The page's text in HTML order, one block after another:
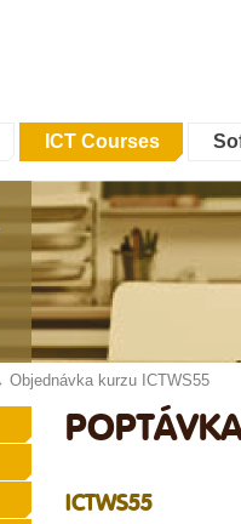
ICT Courses
Objednávka kurzu ICTWS55
ICTWS55